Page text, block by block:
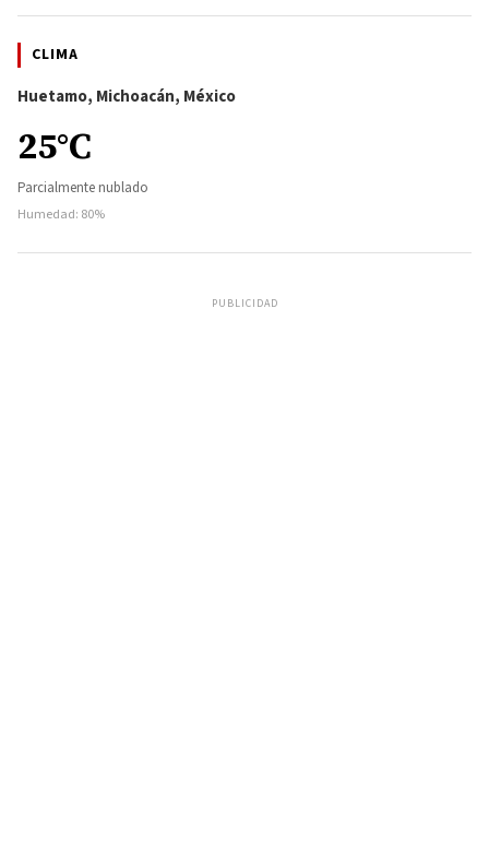
CLIMA
Huetamo, Michoacán, México
25°C
Parcialmente nublado
Humedad: 80%
PUBLICIDAD